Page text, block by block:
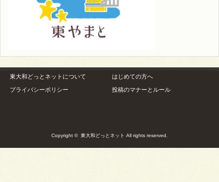
東大和どっとネットについて
はじめての方へ
プライバシーポリシー
投稿のマナーとルール
Copyright © 東大和どっとネット All rights reserved.